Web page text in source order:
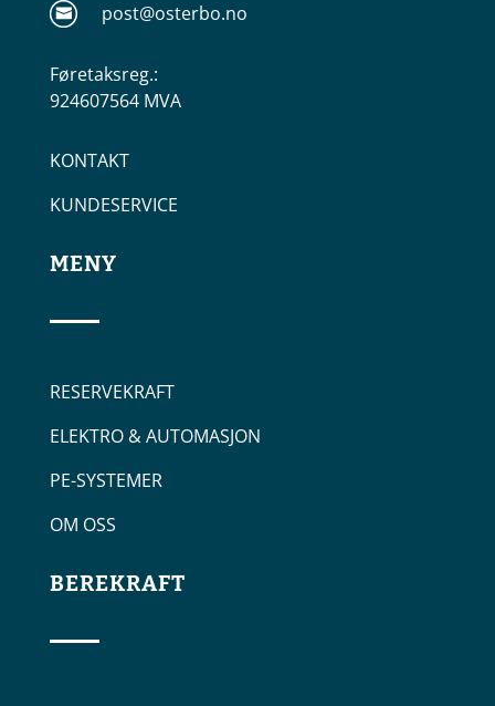
post@osterbo.no
Føretaksreg.:
924607564 MVA
KONTAKT
KUNDESERVICE
MENY
RESERVEKRAFT
ELEKTRO & AUTOMASJON
PE-SYSTEMER
OM OSS
BEREKRAFT